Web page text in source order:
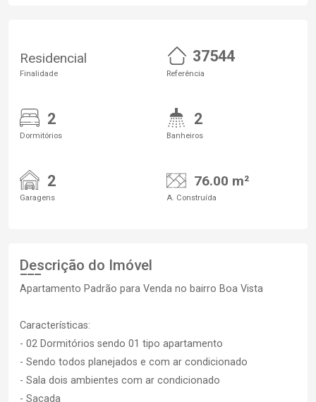
Residencial
Finalidade
37544
Referência
2
Dormitórios
2
Banheiros
2
Garagens
76.00 m²
A. Construída
Descrição do Imóvel
Apartamento Padrão para Venda no bairro Boa Vista
Características:
- 02 Dormitórios sendo 01 tipo apartamento
- Sendo todos planejados e com ar condicionado
- Sala dois ambientes com ar condicionado
- Sacada